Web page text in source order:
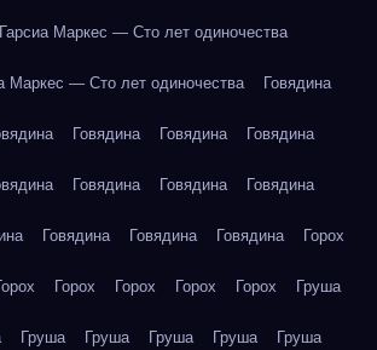
Маркес — Сто лет одиночества
Маркес — Сто лет одиночества Говядина
Говядина Говядина Говядина
Говядина Говядина Говядина
Говядина Говядина Говядина Горох
Горох Горох Горох Горох Груша
Груша Груша Груша Груша Груша